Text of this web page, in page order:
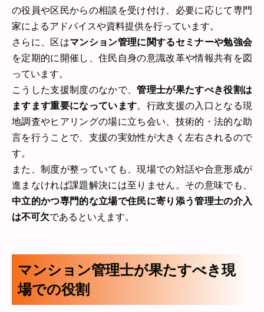
の役員や区民からの相談を受け付け、必要に応じて専門
家によるアドバイスや資料提供を行っています。
さらに、区はマンション管理に関するセミナーや勉強会
を定期的に開催し、住民自身の意識改革や情報共有を図
っています。
こうした支援制度のなかで、管理士が果たすべき役割は
ますます重要になっています。行政支援の入口となる現
地調査やヒアリングの場に立ち会い、技術的・法的な助
言を行うことで、支援の実効性が大きく左右されるので
す。
また、制度が整っていても、現場での対話や合意形成が
進まなければ課題解決には至りません。その意味でも、
中立的かつ専門的な立場で住民に寄り添う管理士の介入
は不可欠であるといえます。
マンション管理士が果たすべき現
場での役割